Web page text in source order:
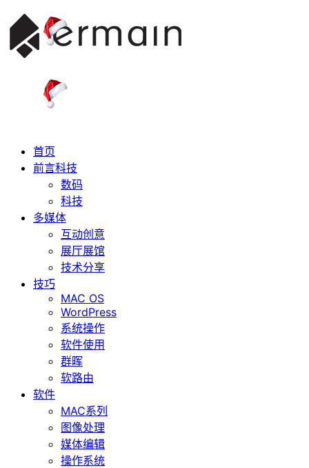
首页
前言科技
数码
科技
多媒体
互动创意
展厅展馆
技术分享
技巧
MAC OS
WordPress
系统操作
软件使用
群晖
软路由
软件
MAC系列
图像处理
媒体编辑
操作系统